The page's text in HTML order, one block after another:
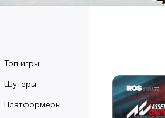
Топ игры
Шутеры
Платформеры